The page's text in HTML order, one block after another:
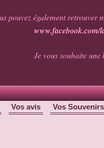
pouvez également retrouver
www.facebook.com/
Je vous souhaite une
Vos avis Vos Souvenirs